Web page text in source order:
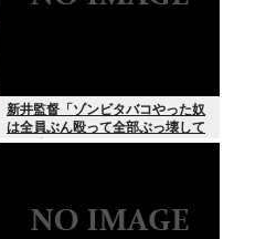
新井監督「ゾンビタバコやった奴
は全員ぶん殴って全部ぶっ壊して
から辞めたい」